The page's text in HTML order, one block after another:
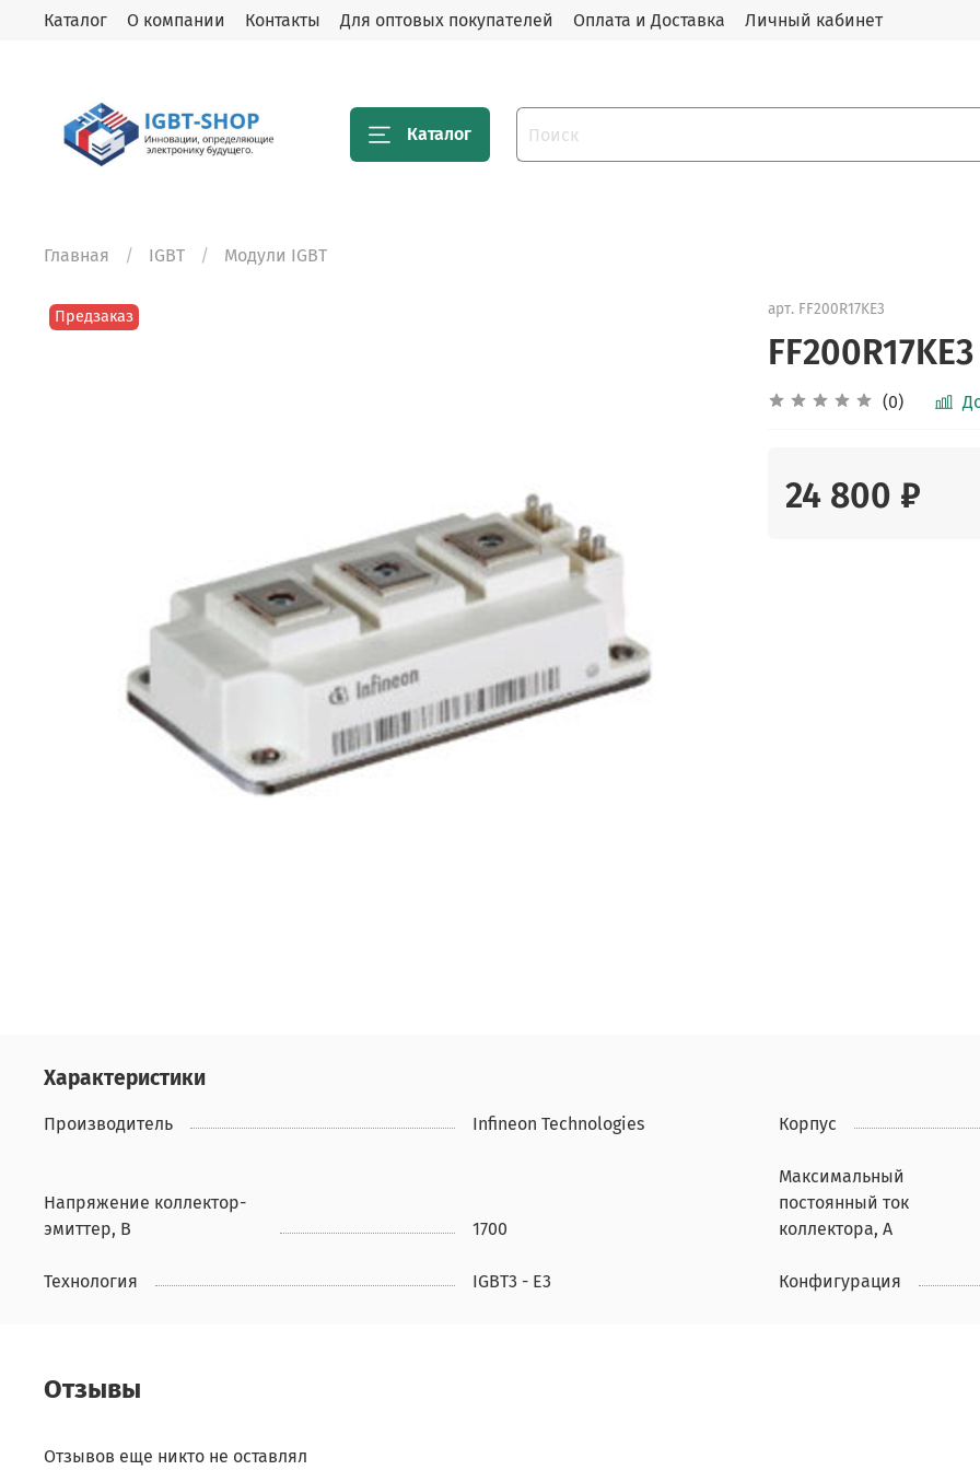
Каталог О компании Контакты Для оптовых покупателей Оплата и Доставка Личный кабинет
Каталог
Главная IGBT Модули IGBT
Предзаказ арт. FF200R17KE3
FF200R17KE3
(0)
24 800 ₽
Характеристики
Производитель Infineon Technologies Корпус
Напряжение коллектор-
эмиттер, В
1700
Максимальный
постоянный ток
коллектора, А
Технология IGBT3 - E3 Конфигурация
Отзывы
Отзывов еще никто не оставлял